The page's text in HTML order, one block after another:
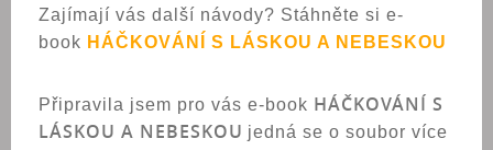
Zajímají vás další návody? Stáhněte si e-
book HÁČKOVÁNÍ S LÁSKOU A NEBESKOU
Připravila jsem pro vás e-book HÁČKOVÁNÍ S
LÁSKOU A NEBESKOU jedná se o soubor více